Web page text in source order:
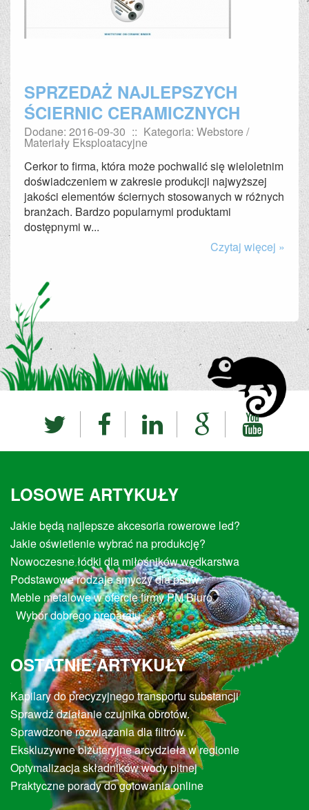
SPRZEDAŻ NAJLEPSZYCH
ŚCIERNIC CERAMICZNYCH
Dodane: 2016-09-30 :: Kategoria: Webstore /
Materiały Eksploatacyjne
Cerkor to firma, która może pochwalić się wieloletnim
doświadczeniem w zakresie produkcji najwyższej
jakości elementów ściernych stosowanych w różnych
branżach. Bardzo popularnymi produktami
dostępnymi w...
Czytaj więcej »
LOSOWE ARTYKUŁY
Jakie będą najlepsze akcesoria rowerowe led?
Jakie oświetlenie wybrać na produkcję?
Nowoczesne łódki dla miłośników wędkarstwa
Podstawowe rodzaje smyczy dla psów.
Meble metalowe w ofercie firmy PM Biuro
Wybór dobrego preparatu
OSTATNIE ARTYKUŁY
Kapilary do precyzyjnego transportu substancji
Sprawdź działanie czujnika obrotów.
Sprawdzone rozwiązania dla filtrów.
Ekskluzywne biżuteryjne arcydzieła w regionie
Optymalizacja składników wody pitnej
Praktyczne porady do gotowania online